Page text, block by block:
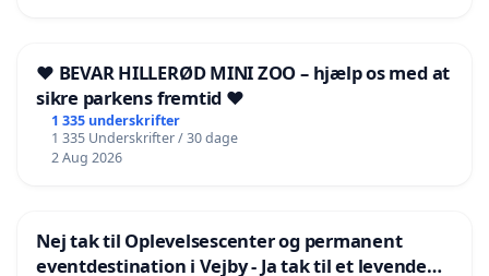
❤️ BEVAR HILLERØD MINI ZOO – hjælp os med at
sikre parkens fremtid ❤️
1 335 underskrifter
1 335 Underskrifter / 30 dage
2 Aug 2026
Nej tak til Oplevelsescenter og permanent
eventdestination i Vejby - Ja tak til et levende